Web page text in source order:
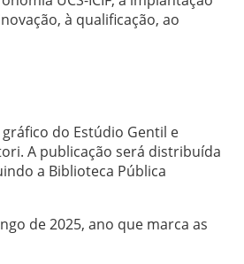
à qualificação, ao
do Estúdio Gentil e
A publicação será distribuída
a Biblioteca Pública
de 2025, ano que marca as